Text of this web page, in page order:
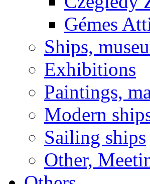
Gémes
Ships,
Exhibitions
Paintings,
Modern
Sailing ships
Other,